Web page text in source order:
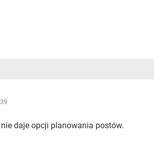
daje opcji planowania postów.